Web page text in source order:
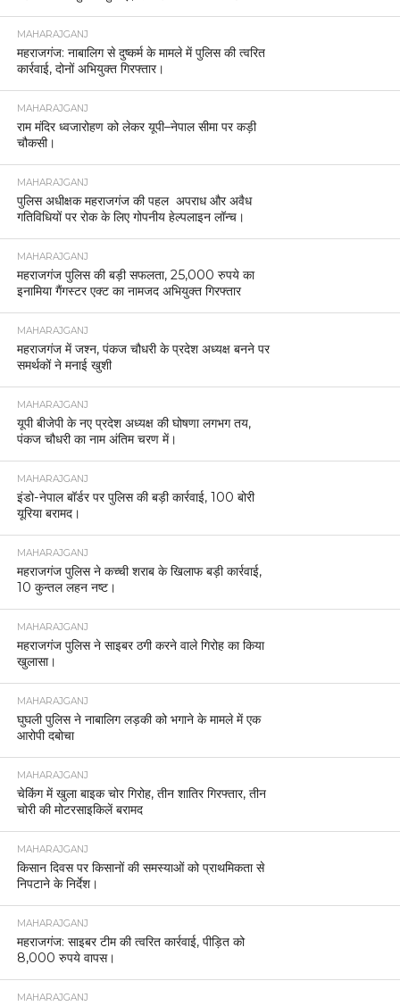
MAHARAJGANJ
महराजगंज: नाबालिग से दुष्कर्म के मामले में पुलिस की त्वरित
कार्रवाई, दोनों अभियुक्त गिरफ्तार।
MAHARAJGANJ
राम मंदिर ध्वजारोहण को लेकर यूपी–नेपाल सीमा पर कड़ी
चौकसी।
MAHARAJGANJ
पुलिस अधीक्षक महराजगंज की पहल अपराध और अवैध
गतिविधियों पर रोक के लिए गोपनीय हेल्पलाइन लॉन्च।
MAHARAJGANJ
महराजगंज पुलिस की बड़ी सफलता, 25,000 रुपये का
इनामिया गैंगस्टर एक्ट का नामजद अभियुक्त गिरफ्तार
MAHARAJGANJ
महराजगंज में जश्न, पंकज चौधरी के प्रदेश अध्यक्ष बनने पर
समर्थकों ने मनाई खुशी
MAHARAJGANJ
यूपी बीजेपी के नए प्रदेश अध्यक्ष की घोषणा लगभग तय,
पंकज चौधरी का नाम अंतिम चरण में।
MAHARAJGANJ
इंडो-नेपाल बॉर्डर पर पुलिस की बड़ी कार्रवाई, 100 बोरी
यूरिया बरामद।
MAHARAJGANJ
महराजगंज पुलिस ने कच्ची शराब के खिलाफ बड़ी कार्रवाई,
10 कुन्तल लहन नष्ट।
MAHARAJGANJ
महराजगंज पुलिस ने साइबर ठगी करने वाले गिरोह का किया
खुलासा।
MAHARAJGANJ
घुघली पुलिस ने नाबालिग लड़की को भगाने के मामले में एक
आरोपी दबोचा
MAHARAJGANJ
चेकिंग में खुला बाइक चोर गिरोह, तीन शातिर गिरफ्तार, तीन
चोरी की मोटरसाइकिलें बरामद
MAHARAJGANJ
किसान दिवस पर किसानों की समस्याओं को प्राथमिकता से
निपटाने के निर्देश।
MAHARAJGANJ
महराजगंज: साइबर टीम की त्वरित कार्रवाई, पीड़ित को
8,000 रुपये वापस।
MAHARAJGANJ